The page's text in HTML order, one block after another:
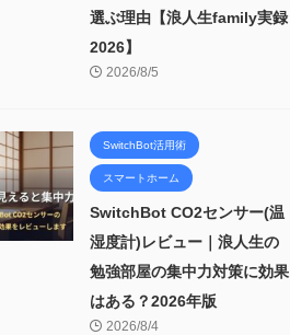
選ぶ理由【浪人生family実録
2026】
2026/8/5
SwitchBot活用術
スマートホーム
SwitchBot CO2センサー(温
湿度計)レビュー｜浪人生の
勉強部屋の集中力対策に効果
はある？2026年版
2026/8/4